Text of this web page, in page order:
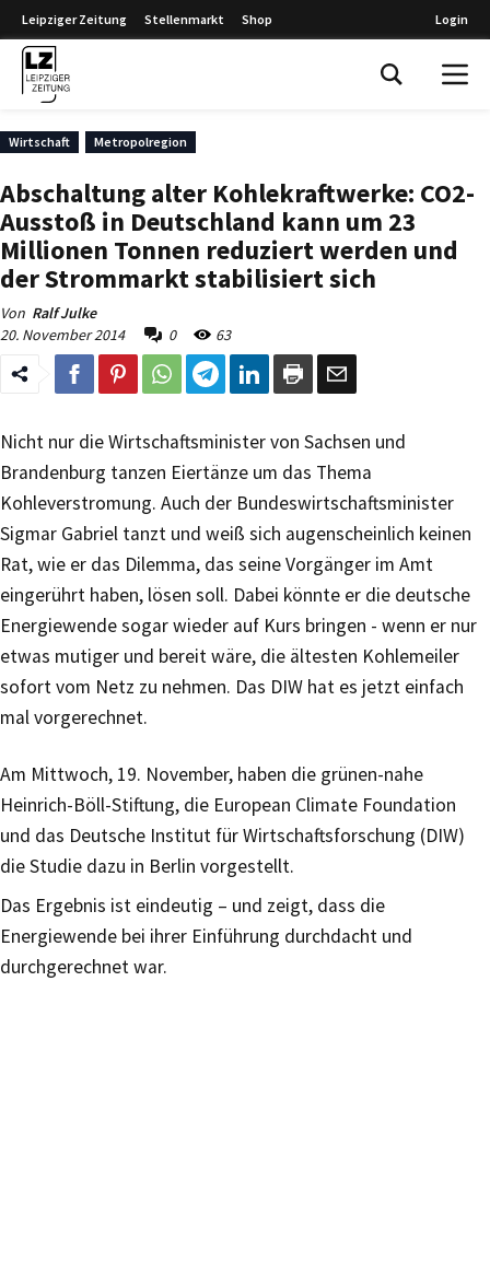
Leipziger Zeitung Stellenmarkt Shop Login
Wirtschaft Metropolregion
Abschaltung alter Kohlekraftwerke: CO2-
Ausstoß in Deutschland kann um 23
Millionen Tonnen reduziert werden und
der Strommarkt stabilisiert sich
Von Ralf Julke
20. November 2014
0 63
Nicht nur die Wirtschaftsminister von Sachsen und
Brandenburg tanzen Eiertänze um das Thema
Kohleverstromung. Auch der Bundeswirtschaftsminister
Sigmar Gabriel tanzt und weiß sich augenscheinlich keinen
Rat, wie er das Dilemma, das seine Vorgänger im Amt
eingerührt haben, lösen soll. Dabei könnte er die deutsche
Energiewende sogar wieder auf Kurs bringen - wenn er nur
etwas mutiger und bereit wäre, die ältesten Kohlemeiler
sofort vom Netz zu nehmen. Das DIW hat es jetzt einfach
mal vorgerechnet.
Am Mittwoch, 19. November, haben die grünen-nahe
Heinrich-Böll-Stiftung, die European Climate Foundation
und das Deutsche Institut für Wirtschaftsforschung (DIW)
die Studie dazu in Berlin vorgestellt.
Das Ergebnis ist eindeutig – und zeigt, dass die
Energiewende bei ihrer Einführung durchdacht und
durchgerechnet war.